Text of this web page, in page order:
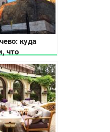
куда
что
где